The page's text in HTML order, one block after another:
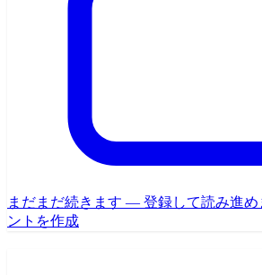
まだまだ続きます — 登録して読み進め
ントを作成